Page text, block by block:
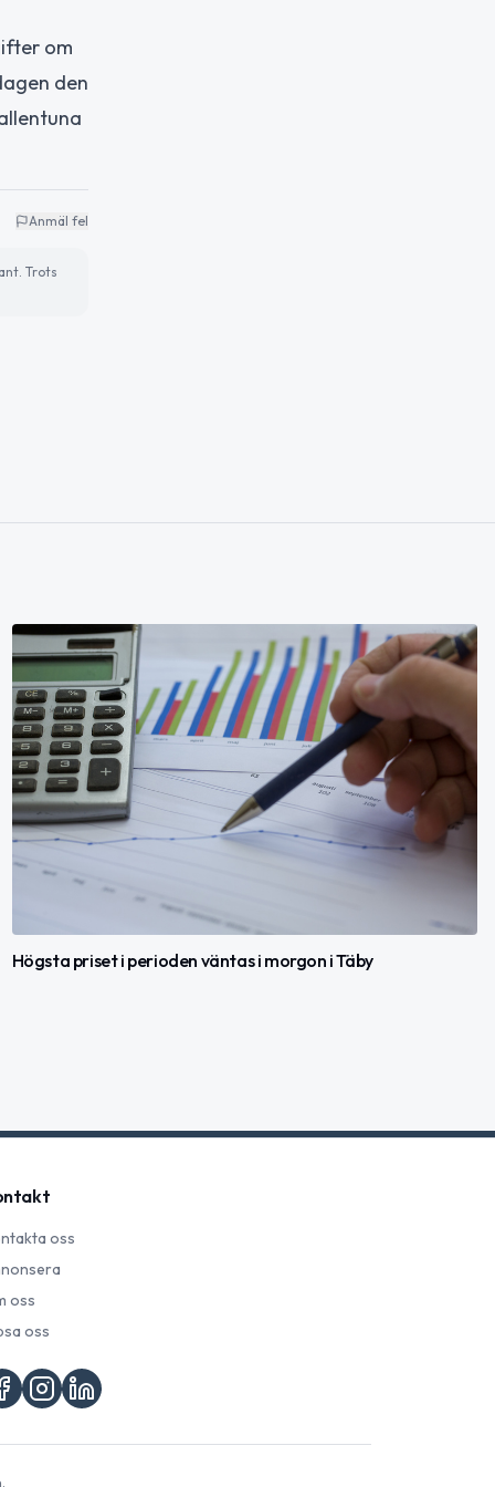
om
den
Anmäl fel
Trots
Högsta priset i perioden väntas i morgon i Täby
oss
oss
oss